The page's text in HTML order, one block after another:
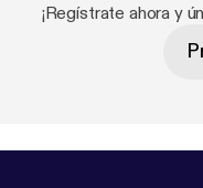
¡Regístrate ahora y